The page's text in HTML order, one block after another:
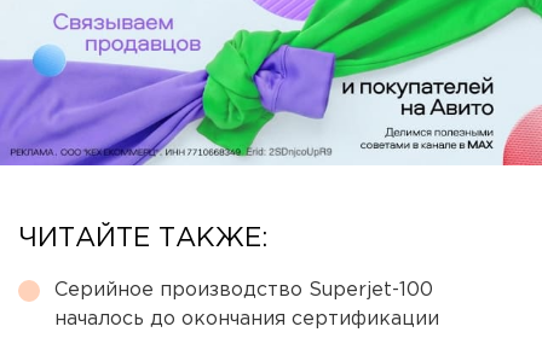
ЧИТАЙТЕ ТАКЖЕ:
Серийное производство Superjet-100
началось до окончания сертификации